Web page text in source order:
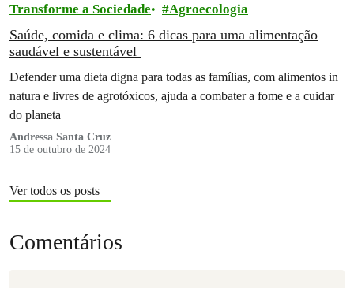
Transforme a Sociedade Agroecologia
Saúde, comida e clima: 6 dicas para uma alimentação
saudável e sustentável
Defender uma dieta digna para todas as famílias, com alimentos in
natura e livres de agrotóxicos, ajuda a combater a fome e a cuidar
do planeta
Andressa Santa Cruz
15 de outubro de 2024
Ver todos os posts
Comentários